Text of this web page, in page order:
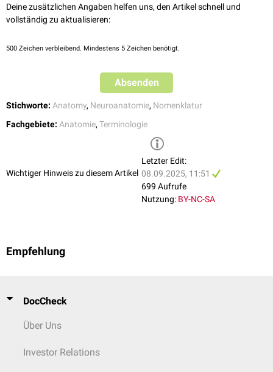
Deine zusätzlichen Angaben helfen uns, den Artikel schnell und
vollständig zu aktualisieren:
500 Zeichen verbleibend. Mindestens 5 Zeichen benötigt.
Absenden
Stichworte: Anatomy, Neuroanatomie, Nomenklatur
Fachgebiete: Anatomie, Terminologie
Wichtiger Hinweis zu diesem Artikel
Letzter Edit:
08.09.2025, 11:51
699 Aufrufe
Nutzung: BY-NC-SA
Empfehlung
DocCheck
Über Uns
Investor Relations